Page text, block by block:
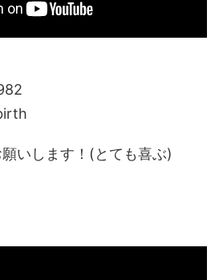
いします！(とても喜ぶ)